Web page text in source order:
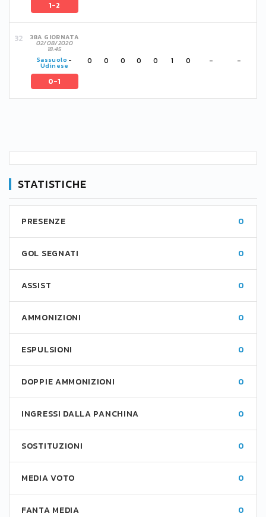
1-2
38A GIORNATA
02/08/2020
18:45
Sassuolo -
Udinese
0-1
0 0 0 0 0 1 0 - -
STATISTICHE
PRESENZE 0
GOL SEGNATI 0
ASSIST 0
AMMONIZIONI 0
ESPULSIONI 0
DOPPIE AMMONIZIONI 0
INGRESSI DALLA PANCHINA 0
SOSTITUZIONI 0
MEDIA VOTO 0
FANTA MEDIA 0